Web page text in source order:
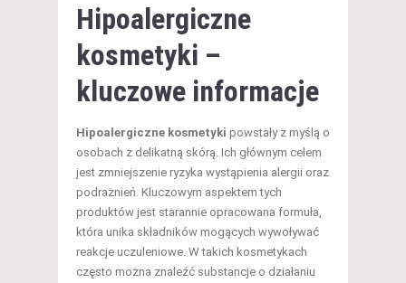
Hipoalergiczne
kosmetyki –
kluczowe informacje
Hipoalergiczne kosmetyki powstały z myślą o
osobach z delikatną skórą. Ich głównym celem
jest zmniejszenie ryzyka wystąpienia alergii oraz
podrażnień. Kluczowym aspektem tych
produktów jest starannie opracowana formuła,
która unika składników mogących wywoływać
reakcje uczuleniowe. W takich kosmetykach
często można znaleźć substancje o działaniu